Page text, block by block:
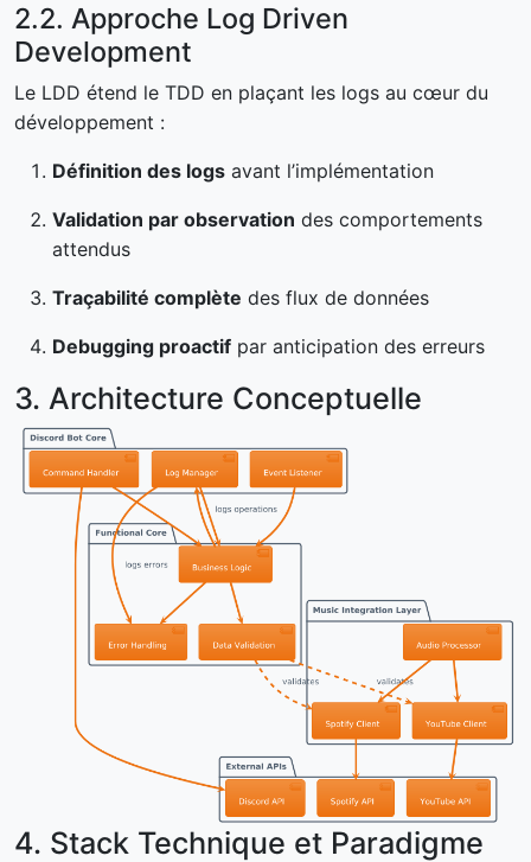
2.2. Approche Log Driven
Development
Le LDD étend le TDD en plaçant les logs au cœur du
développement :
Définition des logs avant l’implémentation
Validation par observation des comportements
attendus
Traçabilité complète des flux de données
Debugging proactif par anticipation des erreurs
3. Architecture Conceptuelle
4. Stack Technique et Paradigme